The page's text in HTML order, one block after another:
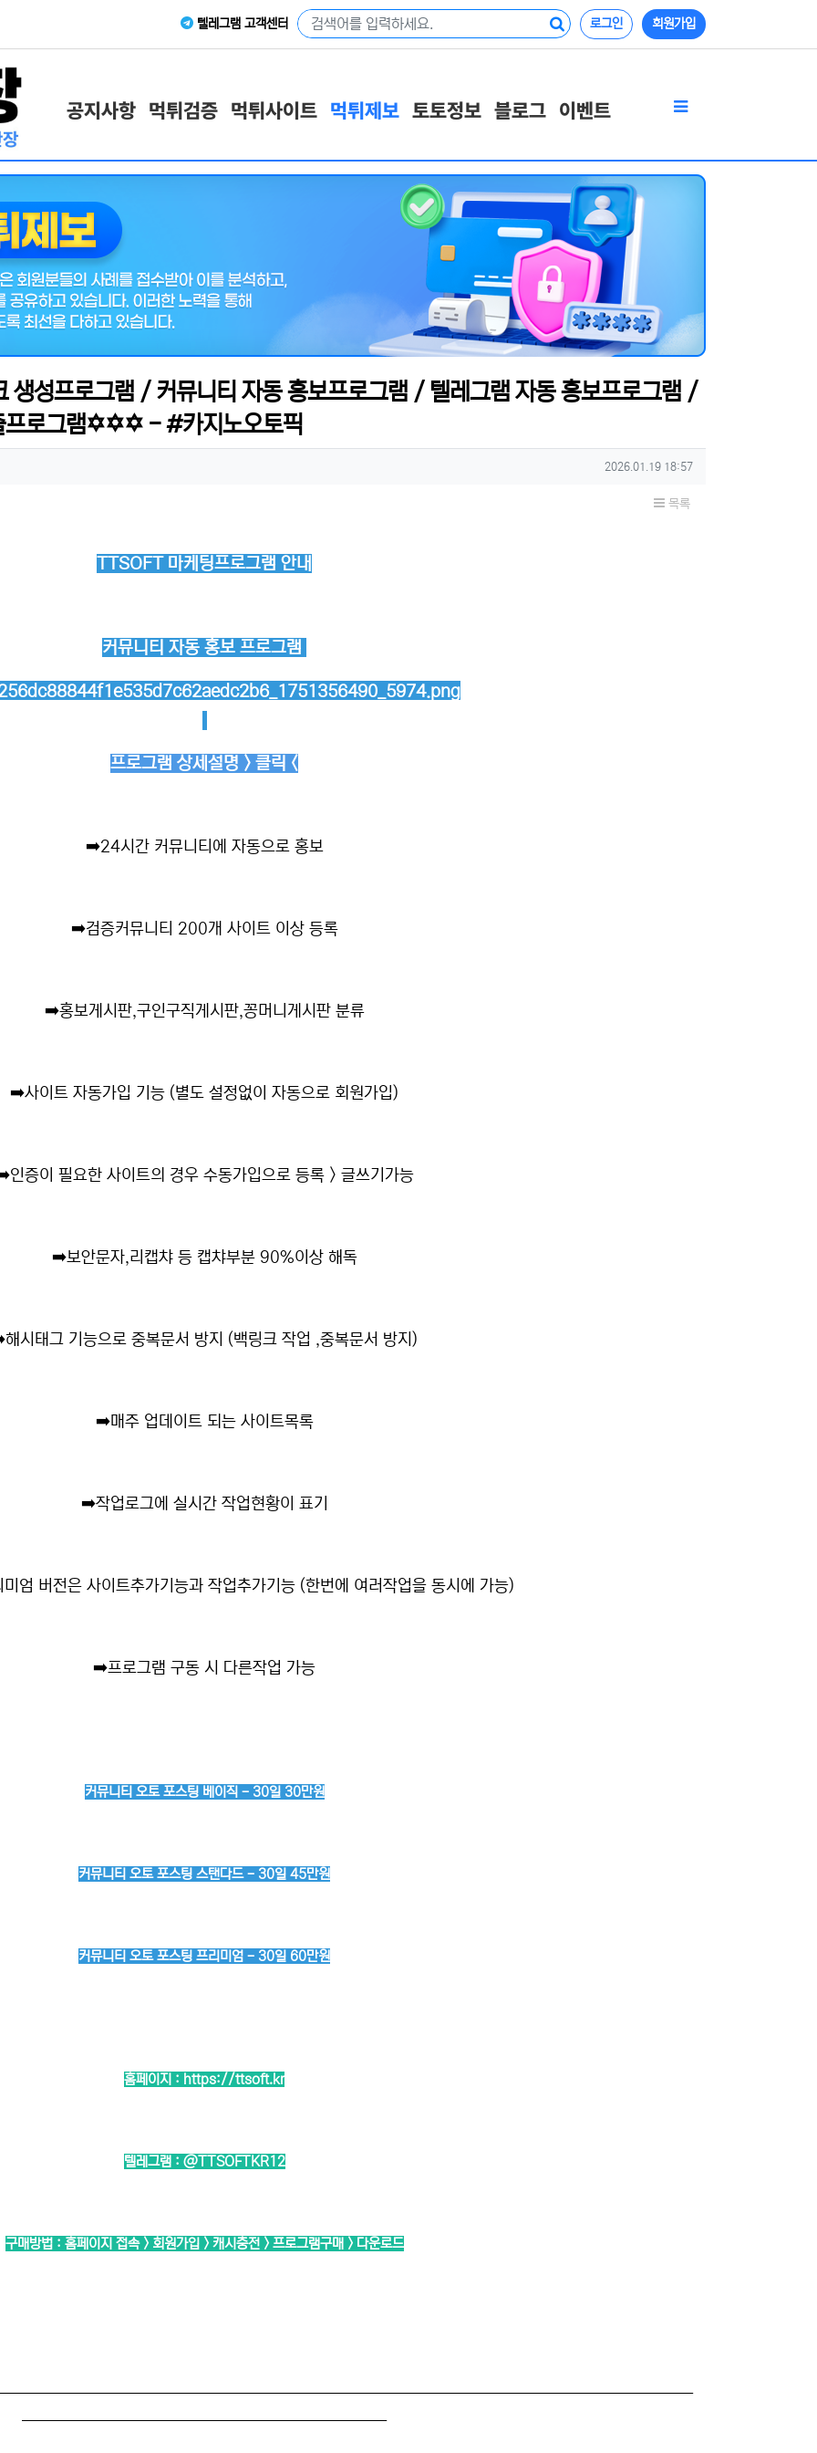
텔레그램 고객센터 로그인 회원가입
공지사항 먹튀검증 먹튀사이트 먹튀제보 토토정보 블로그 이벤트
성프로그램 / 커뮤니티 자동 홍보프로그램 / 텔레그램 자동 홍보프로그램 /
프로그램✡️✡️✡️ - #카지노오토픽
작성일
2026.01.19 18:57
목록
TTSOFT 마케팅프로그램 안내
커뮤니티 자동 홍보 프로그램
프로그램 상세설명 > 클릭 <
➡️24시간 커뮤니티에 자동으로 홍보
➡️검증커뮤니티 200개 사이트 이상 등록
➡️홍보게시판,구인구직게시판,꽁머니게시판 분류
➡️사이트 자동가입 기능 (별도 설정없이 자동으로 회원가입)
인증이 필요한 사이트의 경우 수동가입으로 등록 > 글쓰기가능
➡️보안문자,리캡챠 등 캡챠부분 90%이상 해독
해시태그 기능으로 중복문서 방지 (백링크 작업 ,중복문서 방지)
➡️매주 업데이트 되는 사이트목록
➡️작업로그에 실시간 작업현황이 표기
엄 버전은 사이트추가기능과 작업추가기능 (한번에 여러작업을 동시에 가능)
➡️프로그램 구동 시 다른작업 가능
커뮤니티 오토 포스팅 베이직 - 30일 30만원
커뮤니티 오토 포스팅 스탠다드 - 30일 45만원
커뮤니티 오토 포스팅 프리미엄 - 30일 60만원
홈페이지 : https://ttsoft.kr
텔레그램 : @TTSOFTKR12
구매방법 : 홈페이지 접속 > 회원가입 > 캐시충전 > 프로그램구매 > 다운로드
─────────────────────────